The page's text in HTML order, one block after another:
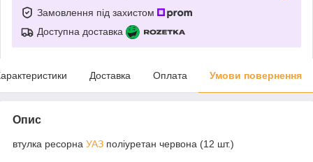
Замовлення під захистом
Доступна доставка
Доставка Оплата Умови повернення
Опис
втулка ресорна УАЗ поліуретан червона (12 шт.)